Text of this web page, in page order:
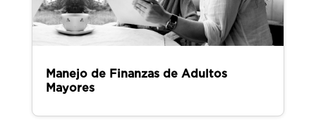
Manejo de Finanzas de Adultos
Mayores